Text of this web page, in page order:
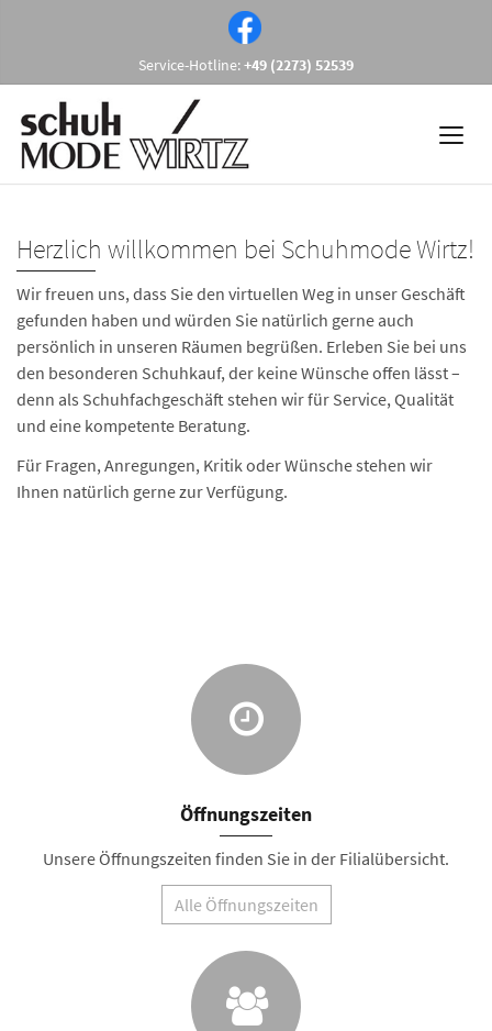
Service-Hotline:+49 (2273) 52539
Herzlich willkommen bei Schuhmode Wirtz!
Wir freuen uns, dass Sie den virtuellen Weg in unser Geschäft
gefunden haben und würden Sie natürlich gerne auch
persönlich in unseren Räumen begrüßen. Erleben Sie bei uns
den besonderen Schuhkauf, der keine Wünsche offen lässt –
denn als Schuhfachgeschäft stehen wir für Service, Qualität
und eine kompetente Beratung.
Für Fragen, Anregungen, Kritik oder Wünsche stehen wir
Ihnen natürlich gerne zur Verfügung.
Öffnungszeiten
Unsere Öffnungszeiten finden Sie in der Filialübersicht.
Alle Öffnungszeiten